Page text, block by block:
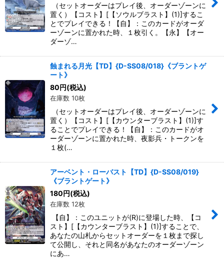
（セットオーダーはプレイ後、オーダーゾーンに
置く）【コスト】[【ソウルブラスト】(1)]するこ
とでプレイできる！【自】：このカードがオーダ
ーゾーンに置かれた時、１枚引く。【永】【オー
ダーゾ…
蝕まれる月光【TD】{D-SS08/018}《ブラントゲ
ート》
80円(税込)
在庫数 10枚
（セットオーダーはプレイ後、オーダーゾーンに
置く）【コスト】[【カウンターブラスト】(1)]す
ることでプレイできる！【自】：このカードがオ
ーダーゾーンに置かれた時、夜影兵・トークンを
１枚(…
アーベント・ローバスト【TD】{D-SS08/019}
《ブラントゲート》
180円(税込)
在庫数 12枚
【自】：このユニットが(R)に登場した時、【コ
スト】[【カウンターブラスト】(1)]することで、
あなたの山札からセットオーダーを１枚まで探し
て公開し、それと同名があなたのオーダーゾーン
にあ…